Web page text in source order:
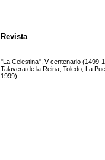
Revista
"La Celestina", V centenario (1499-
Talavera de la Reina, Toledo, La
1999)